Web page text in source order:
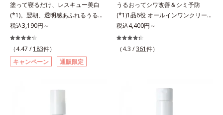
ツヨイグサ抽出液、スイカズラエキ
ス配合＝角層のすみずみまで水分・
油分を保ち、ハリ・ツヤを与える保
湿成分*10 気持ちのこと
*10 メマツヨイグサ抽出液、スイ
カズラエキス配合＝角層のすみずみ
まで水分・油分を保ち、ハリ・ツヤ
を与える保湿成分*11 気持ちのこ
と
て、従来から配合している美白(*1)
有効成分「トラネキサム酸」を配合
しました。さらに、シリーズ共通の
美容成分「GLルートブースター
(*11)」を配合することで、肌のふ
っくら感や透明感を叶えます。美白
ケアしながら多角的なエイジングケ
上向き(*12)のハリと透明感を。効
「トラネキサム酸」を配合しまし
た。さらに、シリーズ共通の美容成
分(*7)「GLルートブースター(*9)」
を配合することで、肌のふっくら感
や透明感を叶えます。美白ケアしな
シナジー設計で、あなたのエイジン
グケアを応援します。*1 メラニン
塗って寝るだけ、レスキュー美白
(*1)。翌朝、透明感あふれるうるぷ
る肌を叶える、お守り涼感ジェルパ
ック。紫外線を浴びた日の夜は、ひ
んやり気持ちいいジェルでお肌をレ
スキュー！ メラニンの産生指令が
活発になる夜の肌環境に着目して、
(*2)ツヤ肌”へと整える夜用ジェルパ
税込3,190円～
（4.47 / 183件）
キャンペーン
通販限定
うるおってシワ改善＆シミ予防
(*1)1品6役 オールインワンクリー
ム。オルビスアンバーは、いつも⾃
然体で美しくありたいと願う⼤⼈世
代に寄り添うブランドです。年齢印
れで賢いケアを。ライフスタイルに
なじむ、若々しい印象(*2)作りのサ
税込4,400円～
（4.3 /361件）